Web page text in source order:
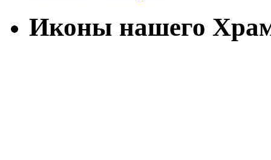
Иконы нашего